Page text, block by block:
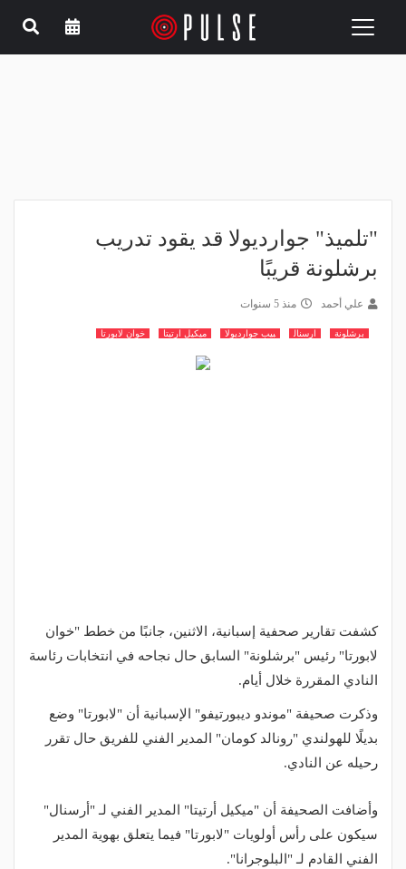
Toggle
"تلميذ" جوارديولا قد يقود تدريب
برشلونة قريبًا
علي أحمد منذ 5 سنوات
برشلونة ارسنال بيب جوارديولا ميكيل ارتيتا خوان لابورتا
كشفت تقارير صحفية إسبانية، الاثنين، جانبًا من خطط "خوان
لابورتا" رئيس "برشلونة" السابق حال نجاحه في انتخابات رئاسة
النادي المقررة خلال أيام.
وذكرت صحيفة "موندو ديبورتيفو" الإسبانية أن "لابورتا" وضع
بديلًا للهولندي "رونالد كومان" المدير الفني للفريق حال تقرر
رحيله عن النادي.
وأضافت الصحيفة أن "ميكيل أرتيتا" المدير الفني لـ "أرسنال"
سيكون على رأس أولويات "لابورتا" فيما يتعلق بهوية المدير
الفني القادم لـ "البلوجرانا".